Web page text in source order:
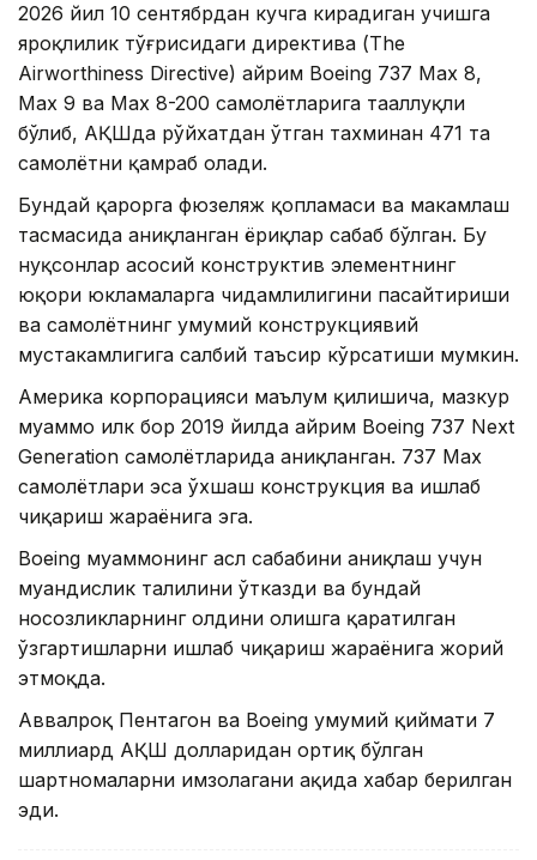
2026 йил 10 сентябрдан кучга кирадиган учишга
яроқлилик тўғрисидаги директива (The
Airworthiness Directive) айрим Boeing 737 Max 8,
Max 9 ва Max 8-200 самолётларига тааллуқли
бўлиб, АҚШда рўйхатдан ўтган тахминан 471 та
самолётни қамраб олади.
Бундай қарорга фюзеляж қопламаси ва маҳкамлаш
тасмасида аниқланган ёриқлар сабаб бўлган. Бу
нуқсонлар асосий конструктив элементнинг
юқори юкламаларга чидамлилигини пасайтириши
ва самолётнинг умумий конструкциявий
мустаҳкамлигига салбий таъсир кўрсатиши мумкин.
Америка корпорацияси маълум қилишича, мазкур
муаммо илк бор 2019 йилда айрим Boeing 737 Next
Generation самолётларида аниқланган. 737 Max
самолётлари эса ўхшаш конструкция ва ишлаб
чиқариш жараёнига эга.
Boeing муаммонинг асл сабабини аниқлаш учун
муҳандислик таҳлилини ўтказди ва бундай
носозликларнинг олдини олишга қаратилган
ўзгартишларни ишлаб чиқариш жараёнига жорий
этмоқда.
Аввалроқ Пентагон ва Boeing умумий қиймати 7
миллиард АҚШ долларидан ортиқ бўлган
шартномаларни имзолагани ҳақида хабар берилган
эди.